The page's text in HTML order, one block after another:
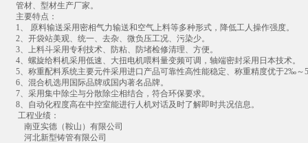
管材、型材生产厂家。
主要特点：
1、 原料输送采用密相气力输送和空气上料等多种形式，降低工人操作强度。
2、开袋站美观、统一、去杂、微负压工况、污染少。
3、上料斗采用专利技术、防粘、防堵检修清理、方便。
4、螺旋给料机采用低速、大扭电机喂料量变频可调，轴端密封采用日本技术。
5、称重配料系统主要元件采用进口产品可靠性高性能稳定、称重精度优于2‰
6、混合机选用国际品牌或国内著名品牌。
7、采用集中除尘与分散除尘相结合，符合环保要求。
8、自动化程度高在中控室能进行人机对话及时了解即时共况信息。
工程业绩：
南亚实德（鞍山）有限公司
河北新型铸管有限公司